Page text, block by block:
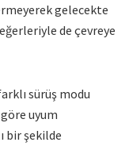
gelecekte
de çevreye
sürüş modu
uyum
bir şekilde